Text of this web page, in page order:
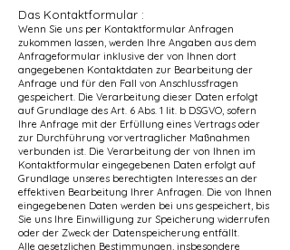
Das Kontaktformular :
Wenn Sie uns per Kontaktformular Anfragen
zukommen lassen, werden Ihre Angaben aus dem
Anfrageformular inklusive der von Ihnen dort
angegebenen Kontaktdaten zur Bearbeitung der
Anfrage und für den Fall von Anschlussfragen
gespeichert. Die Verarbeitung dieser Daten erfolgt
auf Grundlage des Art. 6 Abs. 1 lit. b DSGVO, sofern
Ihre Anfrage mit der Erfüllung eines Vertrags oder
zur Durchführung vorvertraglicher Maßnahmen
verbunden ist. Die Verarbeitung der von Ihnen im
Kontaktformular eingegebenen Daten erfolgt auf
Grundlage unseres berechtigten Interesses an der
effektiven Bearbeitung Ihrer Anfragen. Die von Ihnen
eingegebenen Daten werden bei uns gespeichert, bis
Sie uns Ihre Einwilligung zur Speicherung widerrufen
oder der Zweck der Datenspeicherung entfällt.
Alle gesetzlichen Bestimmungen, insbesondere